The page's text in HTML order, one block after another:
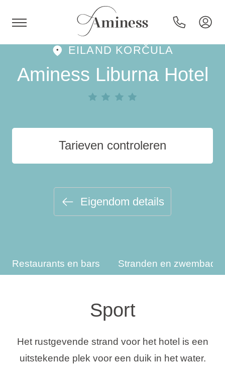
Campings
Bestemmingen
Ami Loyalty programma
Blogi
EILAND KORČULA
Aminess Liburna Hotel
Tarieven controleren
Eigendom details
Restaurants en bars Stranden en
Sport
Het rustgevende strand voor het hotel is een
uitstekende plek voor een duik in het water.